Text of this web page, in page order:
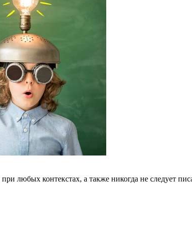
любых контекстах, а также никогда не следует